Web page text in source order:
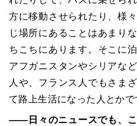
方に移動させられたり、様
じ場所にあることはあまり
ちこちにあります。そこに
アフガニスタンやシリアな
人や、フランス人でもさま
て路上生活になった人とかで
――日々のニュースでも、